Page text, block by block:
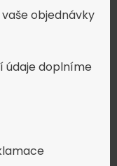
objednávky
údaje doplníme